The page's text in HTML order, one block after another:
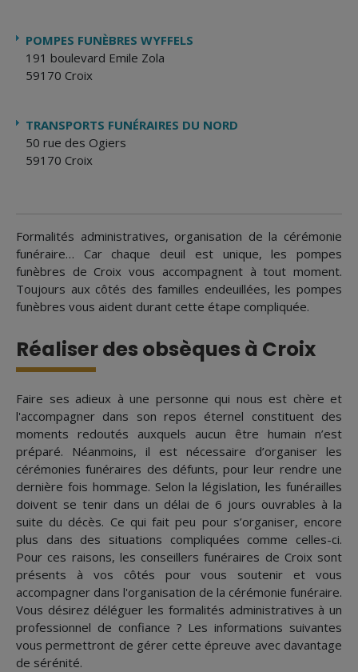
Formalités administratives, organisation de la cérémonie
funéraire… Car chaque deuil est unique, les pompes
funèbres de Croix vous accompagnent à tout moment.
Toujours aux côtés des familles endeuillées, les pompes
funèbres vous aident durant cette étape compliquée.
Réaliser des obsèques à Croix
Faire ses adieux à une personne qui nous est chère et
l'accompagner dans son repos éternel constituent des
moments redoutés auxquels aucun être humain n’est
préparé. Néanmoins, il est nécessaire d’organiser les
cérémonies funéraires des défunts, pour leur rendre une
dernière fois hommage. Selon la législation, les funérailles
doivent se tenir dans un délai de 6 jours ouvrables à la
suite du décès. Ce qui fait peu pour s’organiser, encore
plus dans des situations compliquées comme celles-ci.
Pour ces raisons, les conseillers funéraires de Croix sont
présents à vos côtés pour vous soutenir et vous
accompagner dans l'organisation de la cérémonie funéraire.
Vous désirez déléguer les formalités administratives à un
professionnel de confiance ? Les informations suivantes
vous permettront de gérer cette épreuve avec davantage
de sérénité.
POMPES FUNÈBRES WYFFELS
191 boulevard Emile Zola
59170 Croix
TRANSPORTS FUNÉRAIRES DU NORD
50 rue des Ogiers
59170 Croix